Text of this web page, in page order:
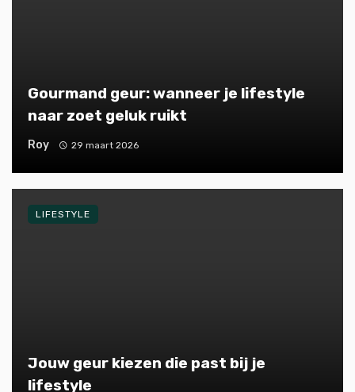
Gourmand geur: wanneer je lifestyle
naar zoet geluk ruikt
Roy 29 maart 2026
Jouw geur kiezen die past bij je
lifestyle
LIFESTYLE